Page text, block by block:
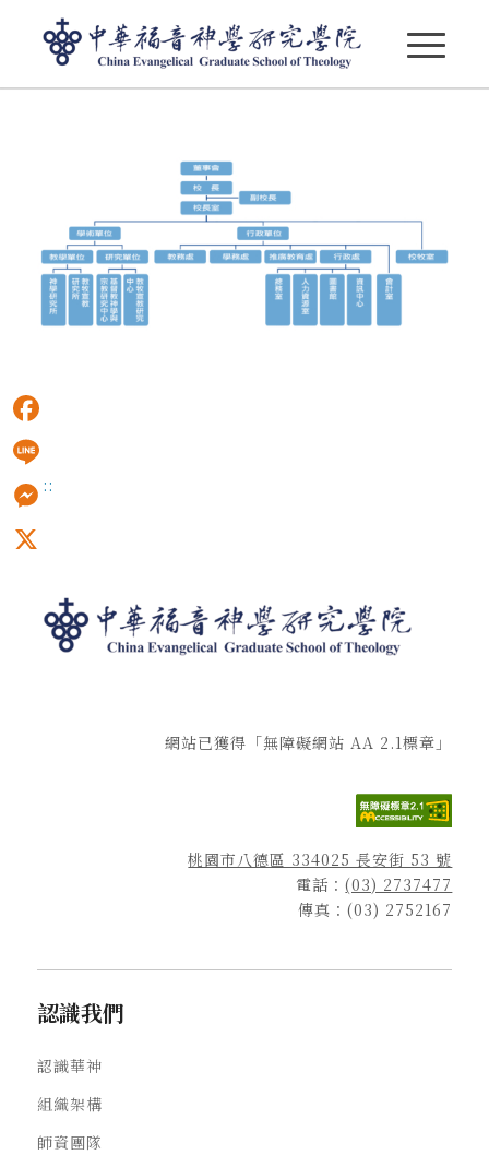
:::
網站已獲得「無障礙網站 AA 2.1標章」
桃園市八德區 334025 長安街 53 號
電話：(03) 2737477
傳真：(03) 2752167
認識我們
認識華神
組織架構
師資團隊
Facebook
Line
Messenger